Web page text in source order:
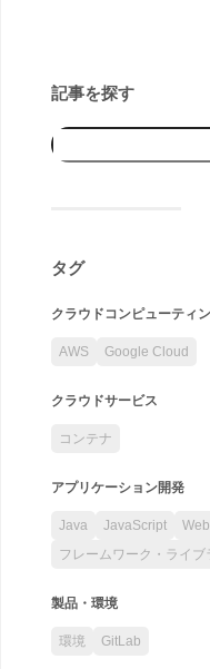
記事を探す
タグ
クラウドコンピューティ
AWS Google Cloud
クラウドサービス
コンテナ
アプリケーション開発
Java JavaScript
フレームワーク・ライブ
製品・環境
環境 GitLab